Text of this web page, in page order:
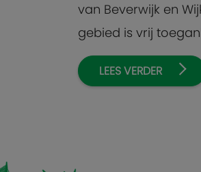
van Beverwijk en
gebied is vrij
ideaal speelterrein.
gebouw ligt een
LEES VERDER